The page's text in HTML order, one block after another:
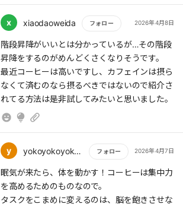
x xiaodaoweida フォロー 2026年4月8日
もっと読む
階段昇降がいいとは分かっているが…その階段
昇降をするのがめんどくさくなりそうです。
最近コーヒーは高いですし、カフェインは摂ら
なくて済むのなら摂るべきではないので紹介さ
y yokoyokoyoko1981 フォロー 2026年4月7日
もっと読む
眠気が来たら、体を動かす！コーヒーは集中力
を高めるためのものなので。
タスクをこまめに変えるのは、脳を飽きさせな